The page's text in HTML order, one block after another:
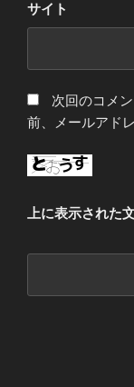
サイト
次回のコメ
前、メールアド
上に表示された